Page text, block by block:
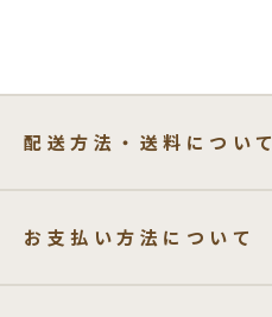
配送方法・送料について
お支払い方法について